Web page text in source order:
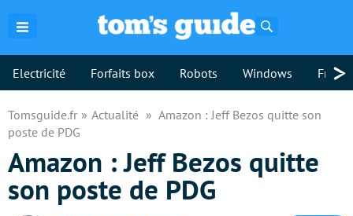
Electricité Forfaits box Robots Windows >
Tomsguide.fr Actualité
Amazon : Jeff Bezos quitte son
poste de PDG
Amazon : Jeff Bezos quitte
son poste de PDG